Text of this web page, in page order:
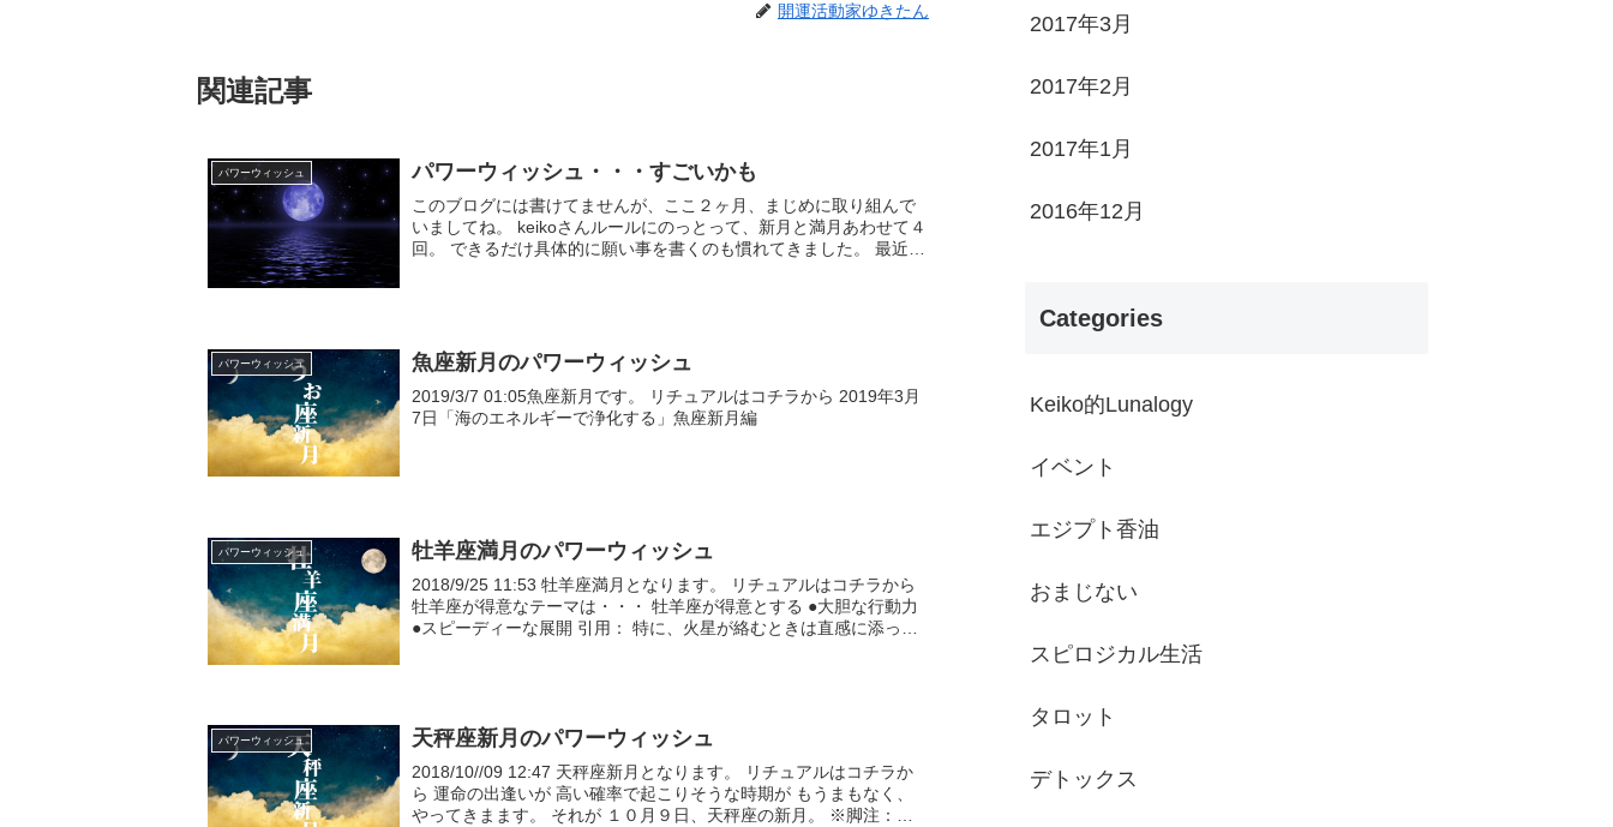
開運活動家ゆきたん
関連記事
パワーウィッシュ パワーウィッシュ・・・すごいかも
このブログには書けてませんが、ここ２ヶ月、まじめに取り組んで
いましてね。 keikoさんルールにのっとって、新月と満月あわせて４
回。 できるだけ具体的に願い事を書くのも慣れてきました。 最近、
パワーウィッシュ 魚座新月のパワーウィッシュ
2019/3/7 01:05魚座新月です。 リチュアルはコチラから 2019年3月
7日「海のエネルギーで浄化する」魚座新月編
パワーウィッシュ 牡羊座満月のパワーウィッシュ
2018/9/25 11:53 牡羊座満月となります。 リチュアルはコチラから
牡羊座が得意なテーマは・・・ 牡羊座が得意とする ●大胆な行動力
●スピーディーな展開 引用： 特に、火星が絡むときは直感に添っ
パワーウィッシュ 天秤座新月のパワーウィッシュ
2018/10//09 12:47 天秤座新月となります。 リチュアルはコチラか
ら 運命の出逢いが 高い確率で起こりそうな時期が もうまもなく、
やってきまます。 それが １０月９日、天秤座の新月。 ※脚注：
2017年3月
2017年2月
2017年1月
2016年12月
Categories
Keiko的Lunalogy
イベント
エジプト香油
おまじない
スピロジカル生活
タロット
デトックス